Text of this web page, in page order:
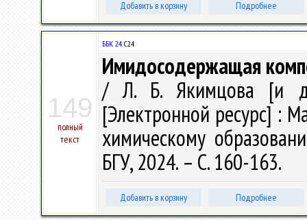
Добавить в корзину Подробнее
149
полный
текст
ББК 24.С24
Имидосодержащая
/ Л. Б. Якимцова [и
[Электронной ресурс] :
химическому
БГУ, 2024. – С. 160-163.
Добавить в корзину Подробнее